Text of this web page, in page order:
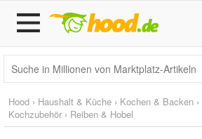
Hood › Haushalt & Küche › Kochen & Backen ›
Kochzubehör › Reiben & Hobel